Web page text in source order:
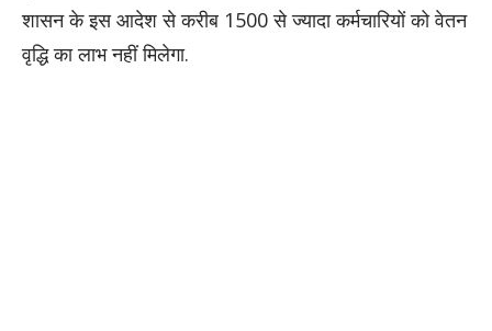
शासन के इस आदेश से करीब 1500 से ज्यादा कर्मचारियों को वेतन
वृद्धि का लाभ नहीं मिलेगा.